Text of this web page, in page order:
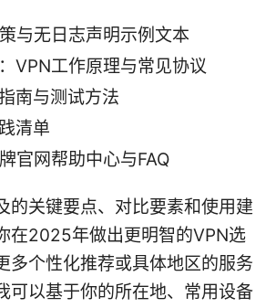
与无日志声明示例文本
VPN工作原理与常见协议
南与测试方法
清单
官网帮助中心与FAQ
的关键要点、对比要素和使用建
在2025年做出更明智的VPN选
多个性化推荐或具体地区的服务
可以基于你的所在地、常用设备